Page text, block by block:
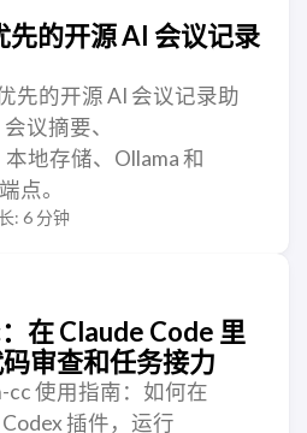
的开源 AI 会议记录
先的开源 AI 会议记录助
议摘要、
地存储、Ollama 和
点。
: 6 分钟
在 Claude Code 里
审查和任务接力
cc 使用指南：如何在
插件，运行